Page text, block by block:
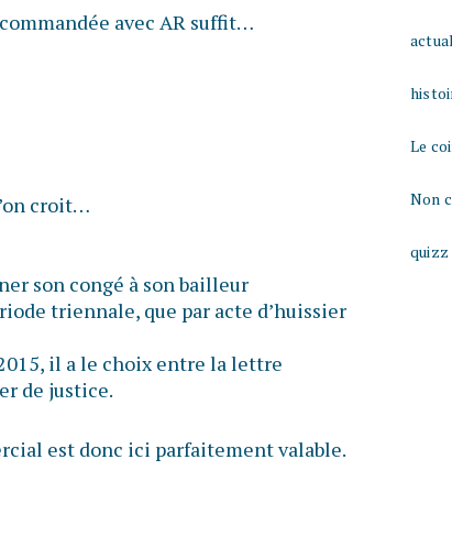
avec AR suffit…
croit…
son congé à son bailleur
triennale, que par acte d’huissier
il a le choix entre la lettre
de justice.
est donc ici parfaitement valable.
Le
Non
quizz